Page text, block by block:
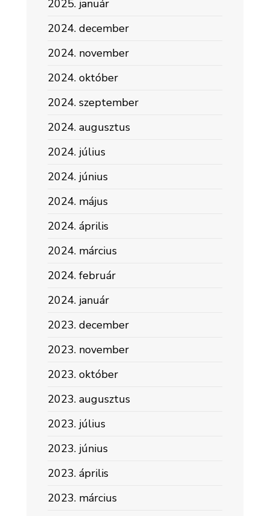
2025. január
2024. december
2024. november
2024. október
2024. szeptember
2024. augusztus
2024. július
2024. június
2024. május
2024. április
2024. március
2024. február
2024. január
2023. december
2023. november
2023. október
2023. augusztus
2023. július
2023. június
2023. április
2023. március